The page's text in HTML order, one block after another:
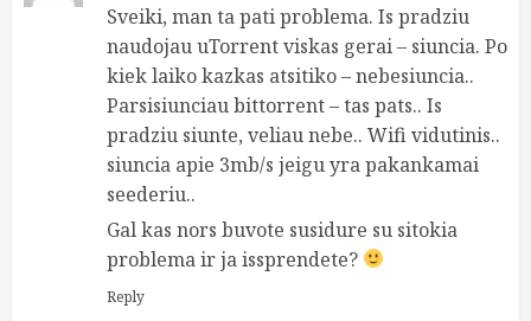
Sveiki, man ta pati problema. Is pradziu
naudojau uTorrent viskas gerai – siuncia. Po
kiek laiko kazkas atsitiko – nebesiuncia..
Parsisiunciau bittorrent – tas pats.. Is
pradziu siunte, veliau nebe.. Wifi vidutinis..
siuncia apie 3mb/s jeigu yra pakankamai
seederiu..
Gal kas nors buvote susidure su sitokia
problema ir ja issprendete?
Reply